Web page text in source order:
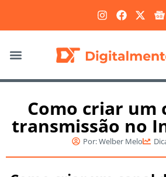
Como criar um
transmissão no
Por:Welber Melo